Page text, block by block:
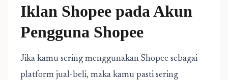
Iklan Shopee pada Akun
Pengguna Shopee
Jika kamu sering menggunakan Shopee sebagai
platform jual-beli, maka kamu pasti sering